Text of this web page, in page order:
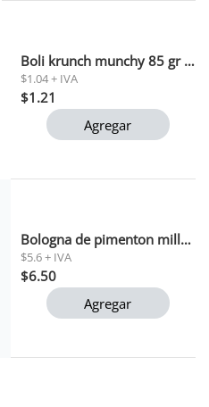
Boli krunch munchy 85 gr 1x20
$1.04 + IVA
$1.21
Agregar
Bologna de pimenton millennium por kg
$5.6 + IVA
$6.50
Agregar